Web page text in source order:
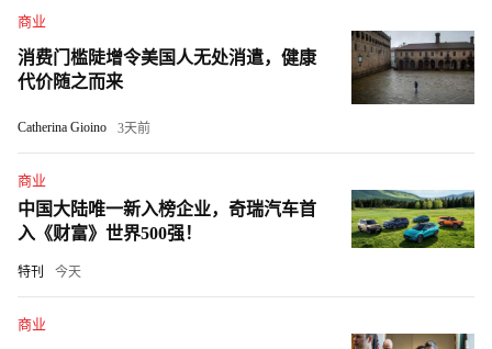
商业
消费门槛陡增令美国人无处消遣，健康
代价随之而来
Catherina Gioino 3天前
商业
中国大陆唯一新入榜企业，奇瑞汽车首
入《财富》世界500强！
特刊 今天
商业